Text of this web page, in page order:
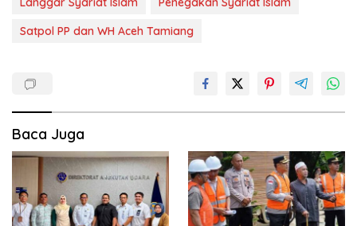
Satpol PP dan WH Aceh Tamiang
Baca Juga